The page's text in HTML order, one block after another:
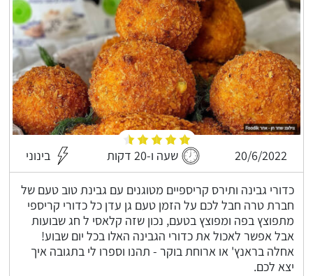
20/6/2022 שעה ו-20 דקות בינוני
כדורי גבינה ותירס קריספיים מטוגנים עם גבינת טוב טעם של
חברת טרה חבל לכם על הזמן טעם גן עדן כל כדורי קריספי
מתפוצץ בפה ומפוצץ בטעם, נכון שזה קלאסי ל חג שבועות
אבל אפשר לאכול את כדורי הגבינה האלו בכל יום שבוע!
אחלה בראנץ' או ארוחת בוקר - תהנו וספרו לי בתגובה איך
יצא לכם.